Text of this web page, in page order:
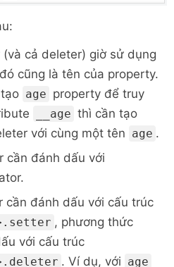
f' { self . __fname
(self, format = True ):
format:
self. name, self
=
'Putin'
=
'Vladimir'
cả deleter) giờ sử dụng
cũng là tên của property.
age property để truy
__age thì cần tạo
với cùng một tên age .
cần đánh dấu với
cần đánh dấu với cấu trúc
, phương thức
với cấu trúc
. Ví dụ, với age